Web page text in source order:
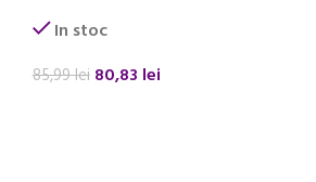
In stoc
85,99lei 80,83 lei